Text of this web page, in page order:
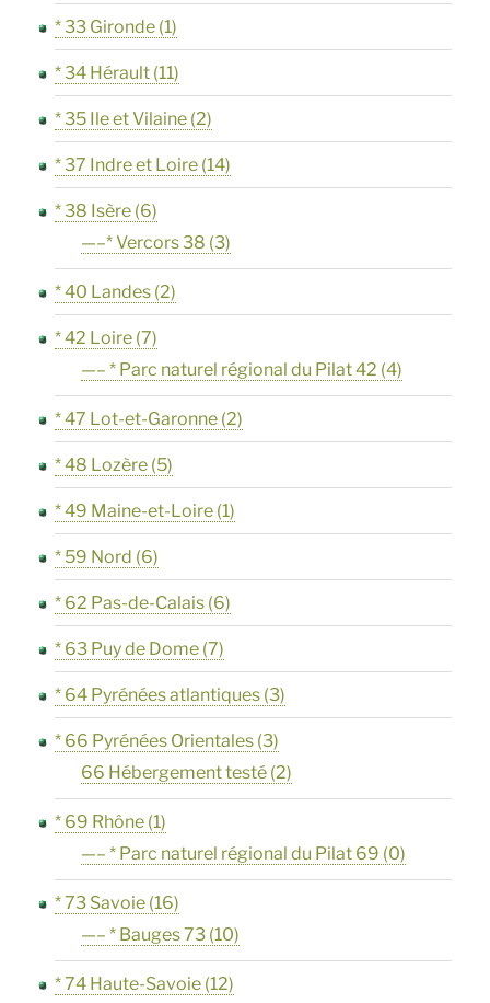
* 33 Gironde (1)
* 34 Hérault (11)
* 35 Ile et Vilaine (2)
* 37 Indre et Loire (14)
* 38 Isère (6)
—–* Vercors 38 (3)
* 40 Landes (2)
* 42 Loire (7)
—– * Parc naturel régional du Pilat 42 (4)
* 47 Lot-et-Garonne (2)
* 48 Lozère (5)
* 49 Maine-et-Loire (1)
* 59 Nord (6)
* 62 Pas-de-Calais (6)
* 63 Puy de Dome (7)
* 64 Pyrénées atlantiques (3)
* 66 Pyrénées Orientales (3)
66 Hébergement testé (2)
* 69 Rhône (1)
—– * Parc naturel régional du Pilat 69 (0)
* 73 Savoie (16)
—– * Bauges 73 (10)
* 74 Haute-Savoie (12)